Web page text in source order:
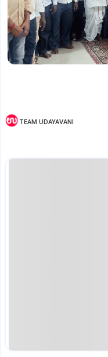
TEAM UDAYAVANI